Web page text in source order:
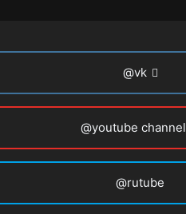
@vk
@youtube channel
@rutube